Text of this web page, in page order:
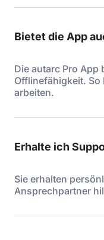
Bietet die App
Die autarc Pro App
Offlinefähigkeit.
arbeiten.
Erhalte ich
Sie erhalten
Ansprechpartner